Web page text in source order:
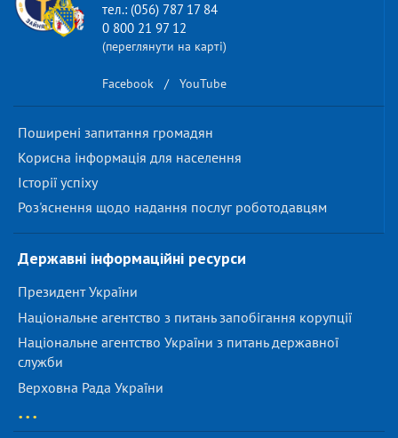
тел.: (056) 787 17 84
0 800 21 97 12
(переглянути на карті)
Facebook / YouTube
Поширені запитання громадян
Корисна інформація для населення
Історії успіху
Роз'яснення щодо надання послуг роботодавцям
Державні інформаційні ресурси
Президент України
Національне агентство з питань запобігання корупції
Національне агентство України з питань державної
служби
Верховна Рада України
...